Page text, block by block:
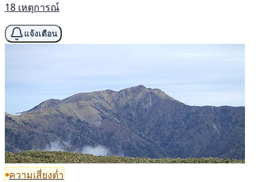
18 เหตุการณ์
แจ้งเตือน
ความเสี่ยงต่ำ